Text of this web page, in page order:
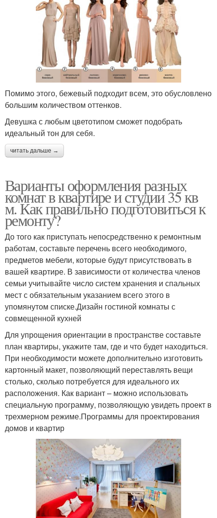
Помимо этого, бежевый подходит всем, это обусловлено
большим количеством оттенков.
Девушка с любым цветотипом сможет подобрать
идеальный тон для себя.
читать дальше →
Варианты оформления разных
комнат в квартире и студии 35 кв
м. Как правильно подготовиться к
ремонту?
До того как приступать непосредственно к ремонтным
работам, составьте перечень всего необходимого,
предметов мебели, которые будут присутствовать в
вашей квартире. В зависимости от количества членов
семьи учитывайте число систем хранения и спальных
мест с обязательным указанием всего этого в
упомянутом списке.Дизайн гостиной комнаты с
совмещенной кухней
Для упрощения ориентации в пространстве составьте
план квартиры, укажите там, где и что будет находиться.
При необходимости можете дополнительно изготовить
картонный макет, позволяющий переставлять вещи
столько, сколько потребуется для идеального их
расположения. Как вариант – можно использовать
специальную программу, позволяющую увидеть проект в
трехмерном режиме.Программы для проектирования
домов и квартир